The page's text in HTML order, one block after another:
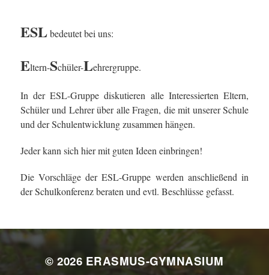
ESLbedeutet bei uns:
Eltern-Schüler-Lehrergruppe.
In der ESL-Gruppe diskutieren alle Interessierten Eltern,
Schüler und Lehrer über alle Fragen, die mit unserer Schule
und der Schulentwicklung zusammen hängen.
Jeder kann sich hier mit guten Ideen einbringen!
Die Vorschläge der ESL-Gruppe werden anschließend in
der Schulkonferenz beraten und evtl. Beschlüsse gefasst.
© 2026 ERASMUS-GYMNASIUM